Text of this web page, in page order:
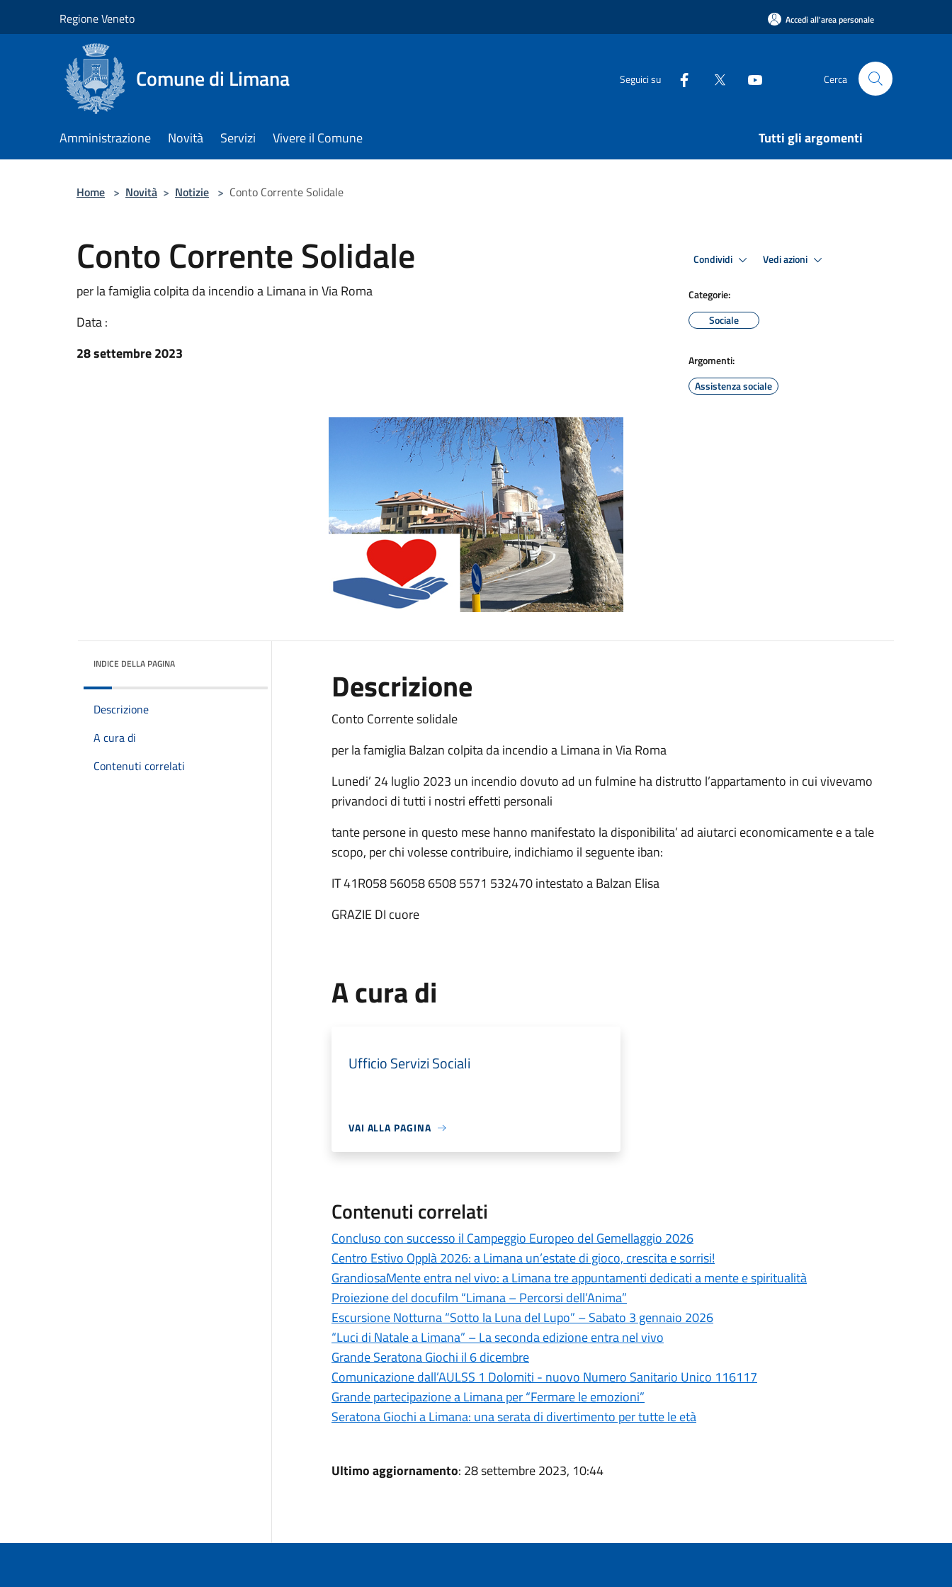
Regione Veneto Accedi all'area personale
Comune di Limana Seguici su Cerca
Amministrazione Novità Servizi Vivere il Comune Tutti gli argomenti
Home > Novità > Notizie > Conto Corrente Solidale
Conto Corrente Solidale
per la famiglia colpita da incendio a Limana in Via Roma
Data :
28 settembre 2023
Condividi Vedi azioni
Categorie:
Sociale
Argomenti:
Assistenza sociale
INDICE DELLA PAGINA
Descrizione
A cura di
Contenuti correlati
Descrizione
Conto Corrente solidale
per la famiglia Balzan colpita da incendio a Limana in Via Roma
Lunedi’ 24 luglio 2023 un incendio dovuto ad un fulmine ha distrutto l’appartamento in cui vivevamo
privandoci di tutti i nostri effetti personali
tante persone in questo mese hanno manifestato la disponibilita’ ad aiutarci economicamente e a tale
scopo, per chi volesse contribuire, indichiamo il seguente iban:
IT 41R058 56058 6508 5571 532470 intestato a Balzan Elisa
GRAZIE DI cuore
A cura di
Ufficio Servizi Sociali
VAI ALLA PAGINA
Contenuti correlati
Concluso con successo il Campeggio Europeo del Gemellaggio 2026
Centro Estivo Opplà 2026: a Limana un’estate di gioco, crescita e sorrisi!
GrandiosaMente entra nel vivo: a Limana tre appuntamenti dedicati a mente e spiritualità
Proiezione del docufilm “Limana – Percorsi dell’Anima”
Escursione Notturna “Sotto la Luna del Lupo” – Sabato 3 gennaio 2026
“Luci di Natale a Limana” – La seconda edizione entra nel vivo
Grande Seratona Giochi il 6 dicembre
Comunicazione dall’AULSS 1 Dolomiti - nuovo Numero Sanitario Unico 116117
Grande partecipazione a Limana per “Fermare le emozioni”
Seratona Giochi a Limana: una serata di divertimento per tutte le età
Ultimo aggiornamento: 28 settembre 2023, 10:44